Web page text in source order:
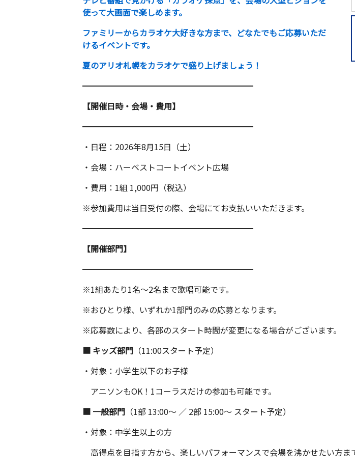
使って大画面で楽しめます。
ファミリーからカラオケ大好きな方まで、どなたでもご応募いただ
けるイベントです。
夏のアリオ札幌をカラオケで盛り上げましょう！
━━━━━━━━━━━━━━━━━━━━━
【開催日時・会場・費用】
━━━━━━━━━━━━━━━━━━━━━
・日程：2026年8月15日（土）
・会場：ハーベストコートイベント広場
・費用：1組 1,000円（税込）
※参加費用は当日受付の際、会場にてお支払いいただきます。
━━━━━━━━━━━━━━━━━━━━━
【開催部門】
━━━━━━━━━━━━━━━━━━━━━
※1組あたり1名〜2名まで歌唱可能です。
※おひとり様、いずれか1部門のみの応募となります。
※応募数により、各部のスタート時間が変更になる場合がございます。
■ キッズ部門 （11:00スタート予定）
・対象：小学生以下のお子様
アニソンもOK！1コーラスだけの参加も可能です。
■ 一般部門 （1部 13:00〜 ／ 2部 15:00〜 スタート予定）
・対象：中学生以上の方
高得点を目指す方から、楽しいパフォーマンスで会場を沸かせたい方ま